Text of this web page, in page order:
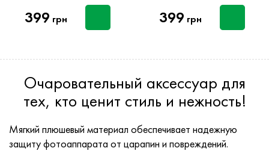
399 грн 399 грн
Очаровательный аксессуар для
тех, кто ценит стиль и нежность!
Мягкий плюшевый материал обеспечивает надежную
защиту фотоаппарата от царапин и повреждений.